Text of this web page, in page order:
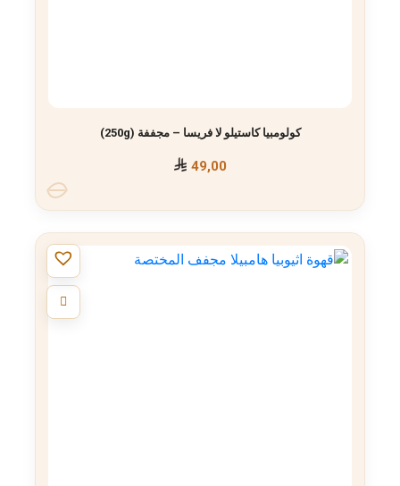
كولومبيا كاستيلو لا فريسا – مجففة (250g)
49,00